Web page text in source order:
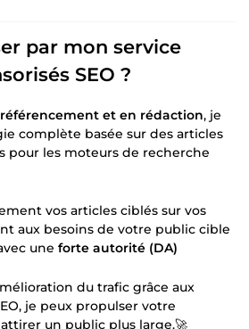
par mon service
SEO ?
et en rédaction, je
complète basée sur des articles
pour les moteurs de recherche
vos articles ciblés sur vos
aux besoins de votre public cible
une forte autorité (DA)
du trafic grâce aux
je peux propulser votre
un public plus large.🚀